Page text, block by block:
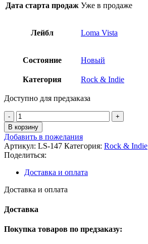
Дата старта продаж Уже в продаже
Лейбл Loma Vista
Состояние Новый
Категория Rock & Indie
Доступно для предзаказа
Количество
товара
Soccer
Mommy
-
Color
Theory
Standard
Vinyl
В корзину
Добавить в пожелания
Артикул: LS-147 Категория: Rock & Indie
Поделиться:
Доставка и оплата
Доставка и оплата
Доставка
Покупка товаров по предзаказу: